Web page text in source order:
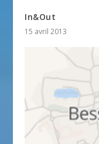
In&Out
15 avril 2013